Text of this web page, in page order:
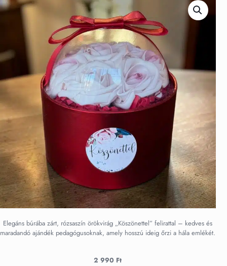
Elegáns búrába zárt, rózsaszín örökvirág „Köszönettel” felirattal – kedves és
maradandó ajándék pedagógusoknak, amely hosszú ideig őrzi a hála emlékét.
2 990 Ft